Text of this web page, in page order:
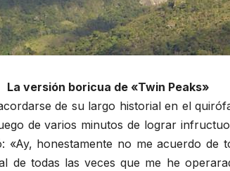
La versión boricua de «Twin Peaks»
de su largo historial en el
de varios minutos de lograr
honestamente no me acuerdo de
de todas las veces que me he